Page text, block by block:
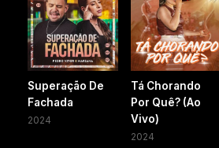
Superação De
Fachada
2024
Tá Chorando
Por Quê? (Ao
Vivo)
2024